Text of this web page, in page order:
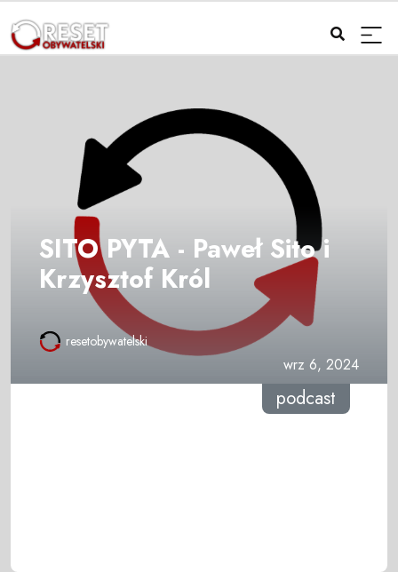
SITO PYTA - Paweł Sito i
Krzysztof Król
resetobywatelski
wrz 6, 2024
podcast